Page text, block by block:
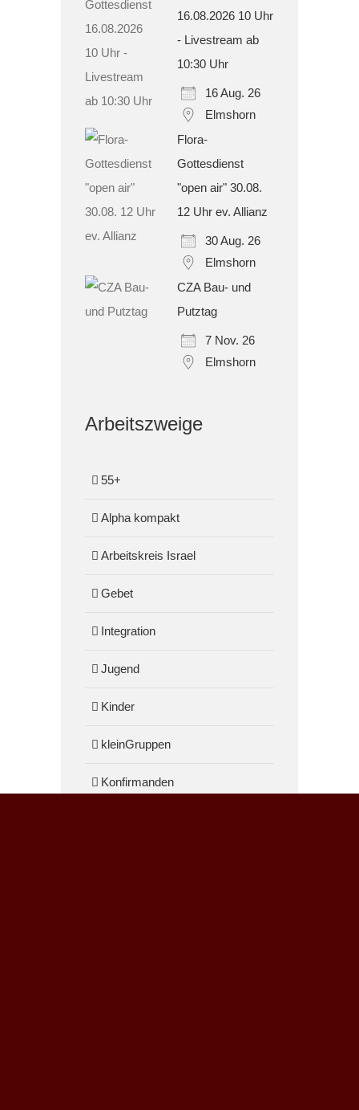
16.08.2026 10 Uhr
- Livestream ab
10:30 Uhr
16 Aug. 26
Elmshorn
Flora-
Gottesdienst
"open air" 30.08.
12 Uhr ev. Allianz
30 Aug. 26
Elmshorn
CZA Bau- und
Putztag
7 Nov. 26
Elmshorn
Arbeitszweige
55+
Alpha kompakt
Arbeitskreis Israel
Gebet
Integration
Jugend
Kinder
kleinGruppen
Konfirmanden